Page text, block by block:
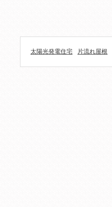
太陽光発電住宅 片流れ屋根